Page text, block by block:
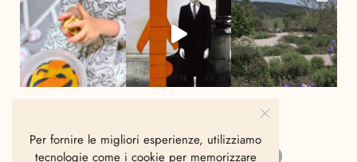
Per fornire le migliori esperienze, utilizziamo
tecnologie come i cookie per memorizzare